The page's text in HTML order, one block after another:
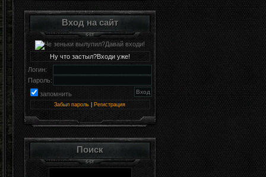
Вход на сайт
Ну что застыл?Входи уже!
Логин:
Пароль:
запомнить
Забыл пароль Регистрация
Поиск